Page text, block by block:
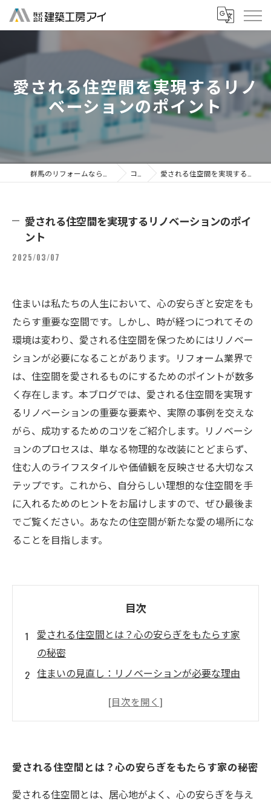
愛される住空間を実現するリノ
ベーションのポイント
コラム 愛される住空間を実現するリノベーションのポイント
愛される住空間を実現するリノベーションのポイ
ント
2025/03/07
住まいは私たちの人生において、心の安らぎと安定をも
たらす重要な空間です。しかし、時が経つにつれてその
環境は変わり、愛される住空間を保つためにはリノベー
ションが必要になることがあります。リフォーム業界で
は、住空間を愛されるものにするためのポイントが数多
く存在します。本ブログでは、愛される住空間を実現す
るリノベーションの重要な要素や、実際の事例を交えな
がら、成功するためのコツをご紹介します。リノベーシ
ョンのプロセスは、単なる物理的な改装にとどまらず、
住む人のライフスタイルや価値観を反映させる大切なス
テップです。これから、自分らしい理想的な住空間を手
に入れるためのヒントをお届けしますので、ぜひ最後ま
でご覧ください。あなたの住空間が新たな愛の場所にな
ることを目指します。
目次
愛される住空間とは？心の安らぎをもたらす家
の秘密
住まいの見直し：リノベーションが必要な理由
愛される住空間のリノベーションポイントを知
ライフスタイルに合わせたリノベーションのス
テップ
愛される住空間とは？心の安らぎをもたらす家の秘密
愛される住空間とは、居心地がよく、心の安らぎを与え